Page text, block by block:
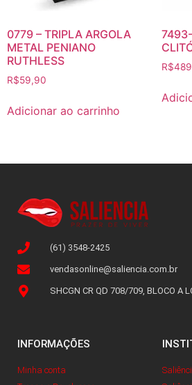
0779 – TRIPLA ARGOLA
METAL PENIANO
RUTHLESS
R$59,90
Adicionar ao carrinho
R$
(61) 3548-2425
vendasonline@saliencia.com.br
SHCGN CR QD 708/709, BLOCO A
INFORMAÇÕES
Minha conta